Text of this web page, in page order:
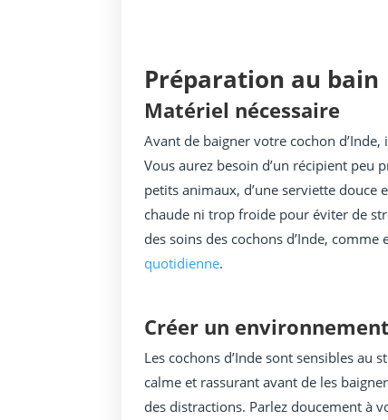
Préparation au bain
Matériel nécessaire
Avant de baigner votre cochon
Vous aurez besoin d’un récipient peu
petits animaux, d’une serviette douce
chaude ni trop froide pour éviter de
des soins des cochons d’Inde,
quotidienne.
Créer un
Les cochons d’Inde sont sensibles
calme et rassurant avant de les
des distractions. Parlez doucement à